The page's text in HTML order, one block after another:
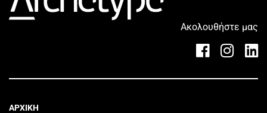
Ακολουθήστε μας
ΑΡΧΙΚΗ